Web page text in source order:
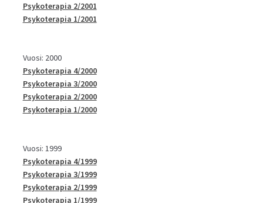
Psykoterapia 2/2001
Psykoterapia 1/2001
Vuosi: 2000
Psykoterapia 4/2000
Psykoterapia 3/2000
Psykoterapia 2/2000
Psykoterapia 1/2000
Vuosi: 1999
Psykoterapia 4/1999
Psykoterapia 3/1999
Psykoterapia 2/1999
Psykoterapia 1/1999